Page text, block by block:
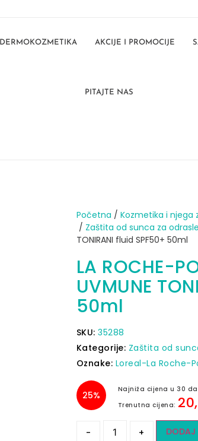
DERMOKOZMETIKA AKCIJE I PROMOCIJE
PITAJTE NAS
Početna / Kozmetika i njega
/ Zaštita od sunca za odrasle
TONIRANI fluid SPF50+ 50ml
LA ROCHE-
UVMUNE
50ml
SKU: 35288
Kategorije: Zaštita od
Oznake: Loreal-La Roche-
25%
Najniža cijena u 30
Trenutna cijena:
- + DODAJ